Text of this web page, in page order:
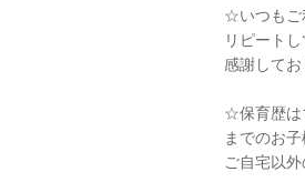
☆いつもご
リピート
感謝して
☆保育歴は
までのお
ご自宅以